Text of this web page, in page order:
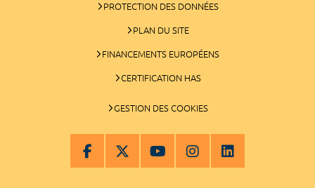
PROTECTION DES DONNÉES
PLAN DU SITE
FINANCEMENTS EUROPÉENS
CERTIFICATION HAS
GESTION DES COOKIES